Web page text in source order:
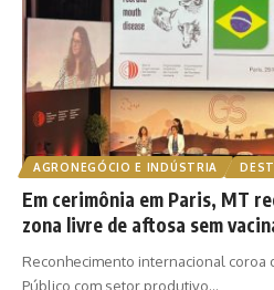
AGRONEGÓCIO E INDÚSTRIA
Em cerimônia em Paris, MT
zona livre de aftosa sem
Reconhecimento internacional coroa
Público com setor produtivo…